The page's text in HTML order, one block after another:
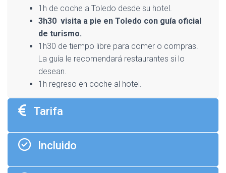
1h de coche a Toledo desde su hotel.
3h30 visita a pie en Toledo con guía oficial
de turismo.
1h30 de tiempo libre para comer o compras.
La guía le recomendará restaurantes si lo
desean.
1h regreso en coche al hotel.
Tarifa
Incluido